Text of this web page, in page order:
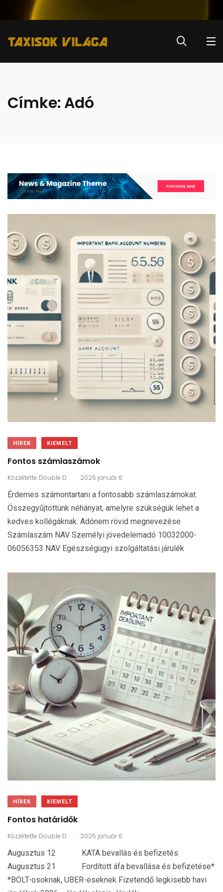
Címke: Adó
HÍREK KIEMELT
Fontos számlaszámok
Közzétette Double D . 2025 január 6
Érdemes számontartani a fontosabb számlaszámokat.
Összegyűjtöttünk néhányat, amelyre szükségük lehet a
kedves kollégáknak. Adónem rövid megnevezése
Számlaszám NAV Személyi jövedelemadó 10032000-
06056353 NAV Egészségügyi szolgáltatási járulék
HÍREK KIEMELT
Fontos határidők
Közzétette Double D . 2025 január 6
Augusztus 12 KATA bevallás és befizetés
Augusztus 21 Fordított áfa bevallása és befizetése*
*BOLT-osoknak, UBER-eseknek Fizetendő legkisebb havi